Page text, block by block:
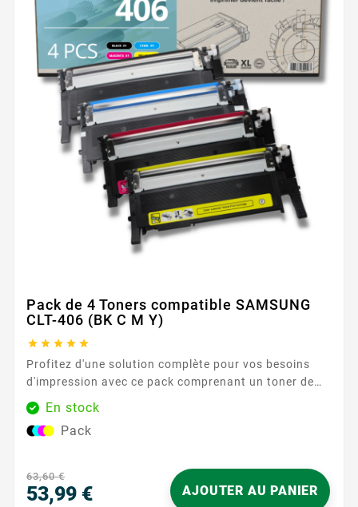
Pack de 4 Toners compatible SAMSUNG
CLT-406 (BK C M Y)
    
Profitez d'une solution complète pour vos besoins
d'impression avec ce pack comprenant un toner de
chaque couleur. Chaque toner assure des
impressions durables et fiables. Caractéristiques
principales : Couleurs : Noir, Cyan, Magenta, Jaune
En stock
Pack
63,60 €
53,99 € AJOUTER AU PANIER